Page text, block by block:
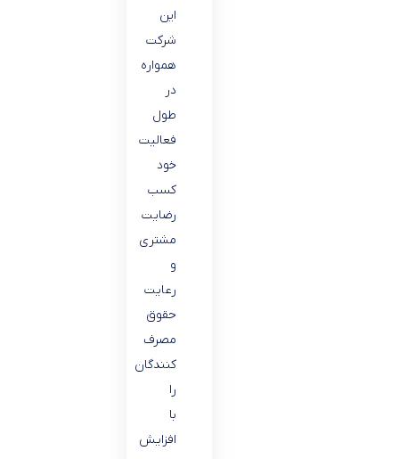
این
شرکت
همواره
در
طول
فعالیت
خود
کسب
رضایت
مشتری
و
رعایت
حقوق
مصرف
کنندگان
را
با
افزایش